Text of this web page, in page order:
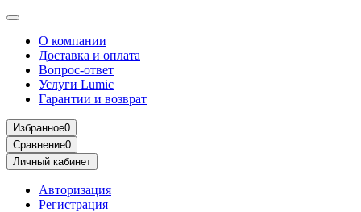
О компании
Доставка и оплата
Вопрос-ответ
Услуги Lumic
Гарантии и возврат
Избранное0
Сравнение0
Личный кабинет
Авторизация
Регистрация